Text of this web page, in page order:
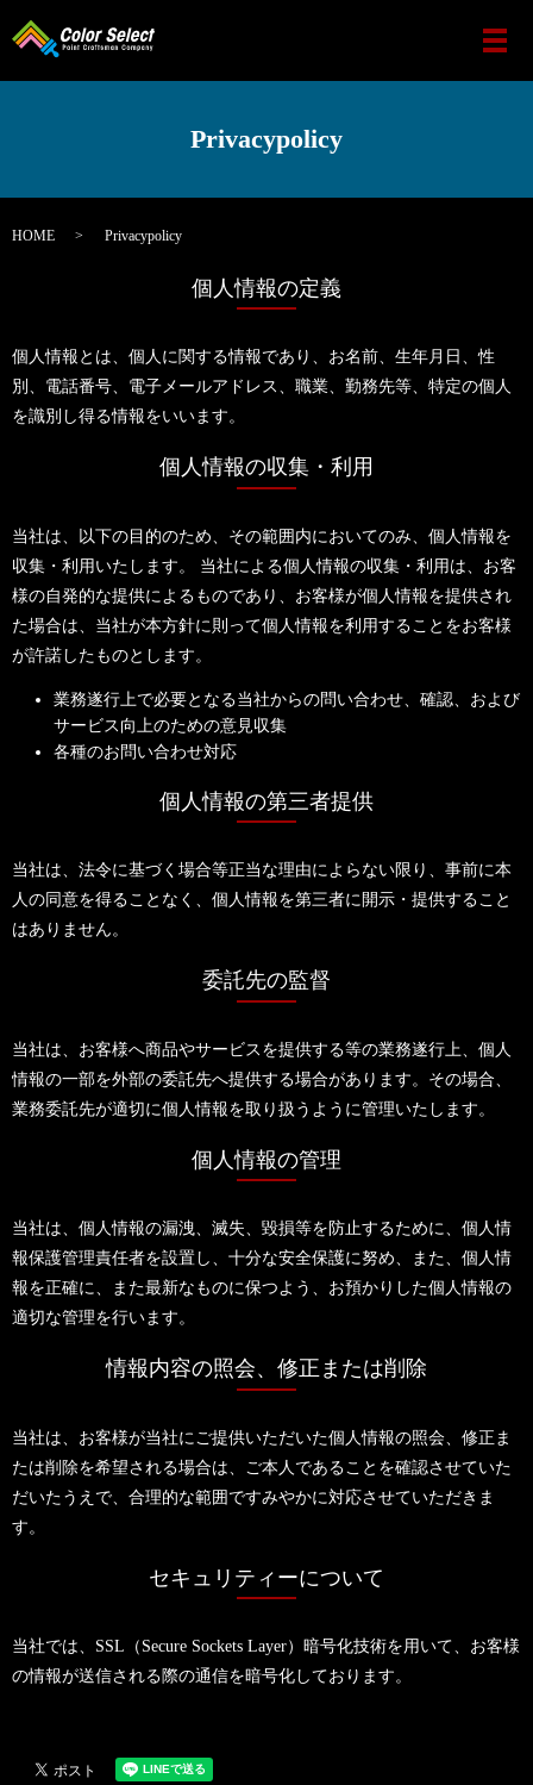
メ
Privacypolicy
HOME Privacypolicy
個人情報の定義
個人情報とは、個人に関する情報であり、お名前、生年月日、性
別、電話番号、電子メールアドレス、職業、勤務先等、特定の個人
を識別し得る情報をいいます。
個人情報の収集・利用
当社は、以下の目的のため、その範囲内においてのみ、個人情報を
収集・利用いたします。 当社による個人情報の収集・利用は、お客
様の自発的な提供によるものであり、お客様が個人情報を提供され
た場合は、当社が本方針に則って個人情報を利用することをお客様
が許諾したものとします。
業務遂行上で必要となる当社からの問い合わせ、確認、および
サービス向上のための意見収集
各種のお問い合わせ対応
個人情報の第三者提供
当社は、法令に基づく場合等正当な理由によらない限り、事前に本
人の同意を得ることなく、個人情報を第三者に開示・提供すること
はありません。
委託先の監督
当社は、お客様へ商品やサービスを提供する等の業務遂行上、個人
情報の一部を外部の委託先へ提供する場合があります。その場合、
業務委託先が適切に個人情報を取り扱うように管理いたします。
個人情報の管理
当社は、個人情報の漏洩、滅失、毀損等を防止するために、個人情
報保護管理責任者を設置し、十分な安全保護に努め、また、個人情
報を正確に、また最新なものに保つよう、お預かりした個人情報の
適切な管理を行います。
情報内容の照会、修正または削除
当社は、お客様が当社にご提供いただいた個人情報の照会、修正ま
たは削除を希望される場合は、ご本人であることを確認させていた
だいたうえで、合理的な範囲ですみやかに対応させていただきま
す。
セキュリティーについて
当社では、SSL（Secure Sockets Layer）暗号化技術を用いて、お客様
の情報が送信される際の通信を暗号化しております。